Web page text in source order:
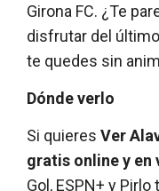
Girona FC. ¿Te
disfrutar del
te quedes sin
Dónde verlo
Si quieres Ver
gratis online y en
Gol, ESPN+ y